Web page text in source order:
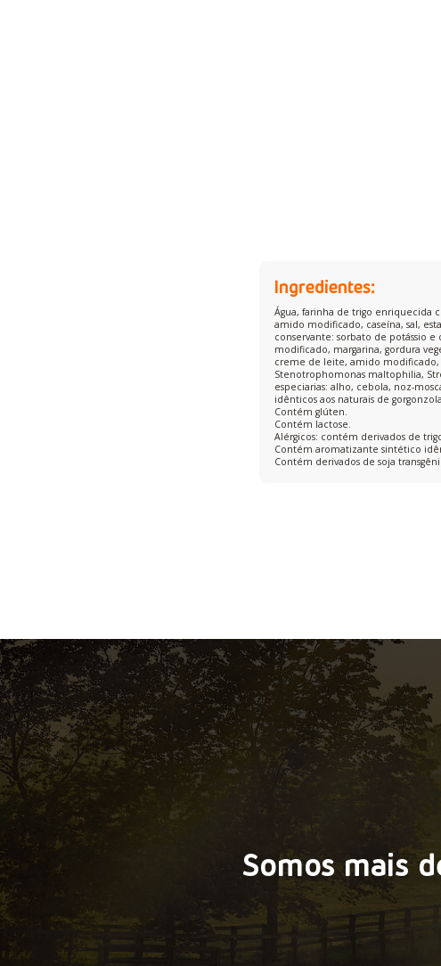
Ingredientes:
Água, farinha de trigo enriquecida
amido modificado, caseína, sal,
conservante: sorbato de potássio
modificado, margarina, gordura
creme de leite, amido modificado,
Stenotrophomonas maltophilia,
especiarias: alho, cebola, noz-
idênticos aos naturais de
Contém glúten.
Contém lactose.
Alérgicos: contém derivados de
Contém aromatizante sintético
Contém derivados de soja
Somos mais